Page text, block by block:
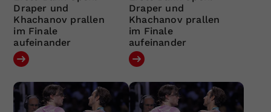
Draper und
Khachanov prallen
im Finale
aufeinander
Draper und
Khachanov prallen
im Finale
aufeinander